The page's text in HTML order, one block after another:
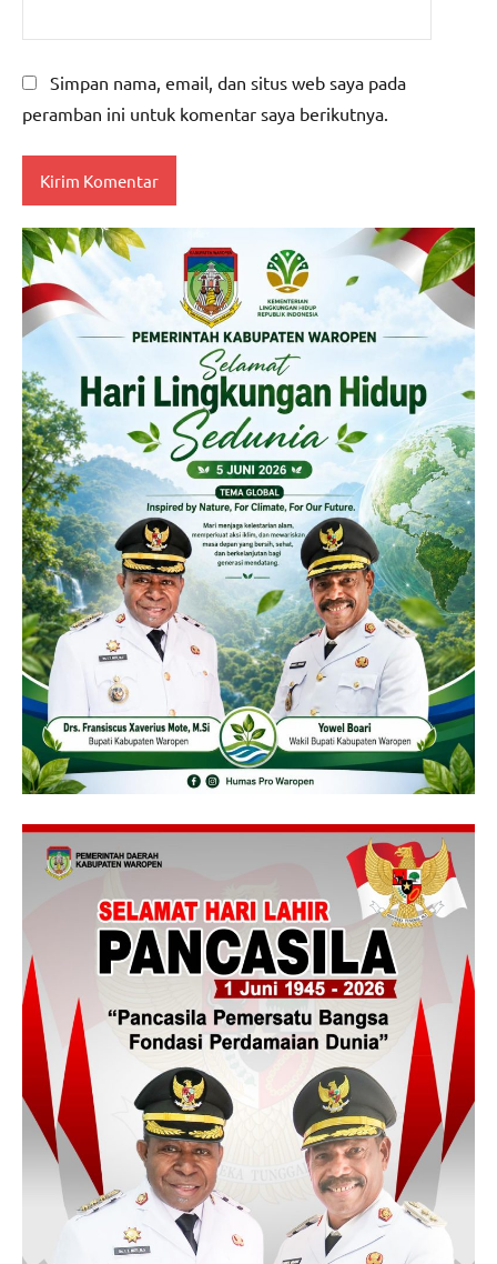
Simpan nama, email, dan situs web saya pada
peramban ini untuk komentar saya berikutnya.